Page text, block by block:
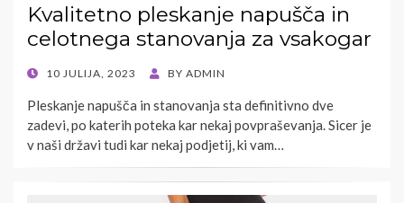
Kvalitetno pleskanje napušča in
celotnega stanovanja za vsakogar
POSTED10 JULIJA, 2023 BY ADMIN
Pleskanje napušča in stanovanja sta definitivno dve
zadevi, po katerih poteka kar nekaj povpraševanja. Sicer je
v naši državi tudi kar nekaj podjetij, ki vam…